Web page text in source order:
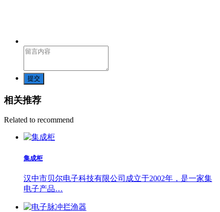
提交
相关推荐
Related to recommend
集成柜
汉中市贝尔电子科技有限公司成立于2002年，是一家集
电子产品…